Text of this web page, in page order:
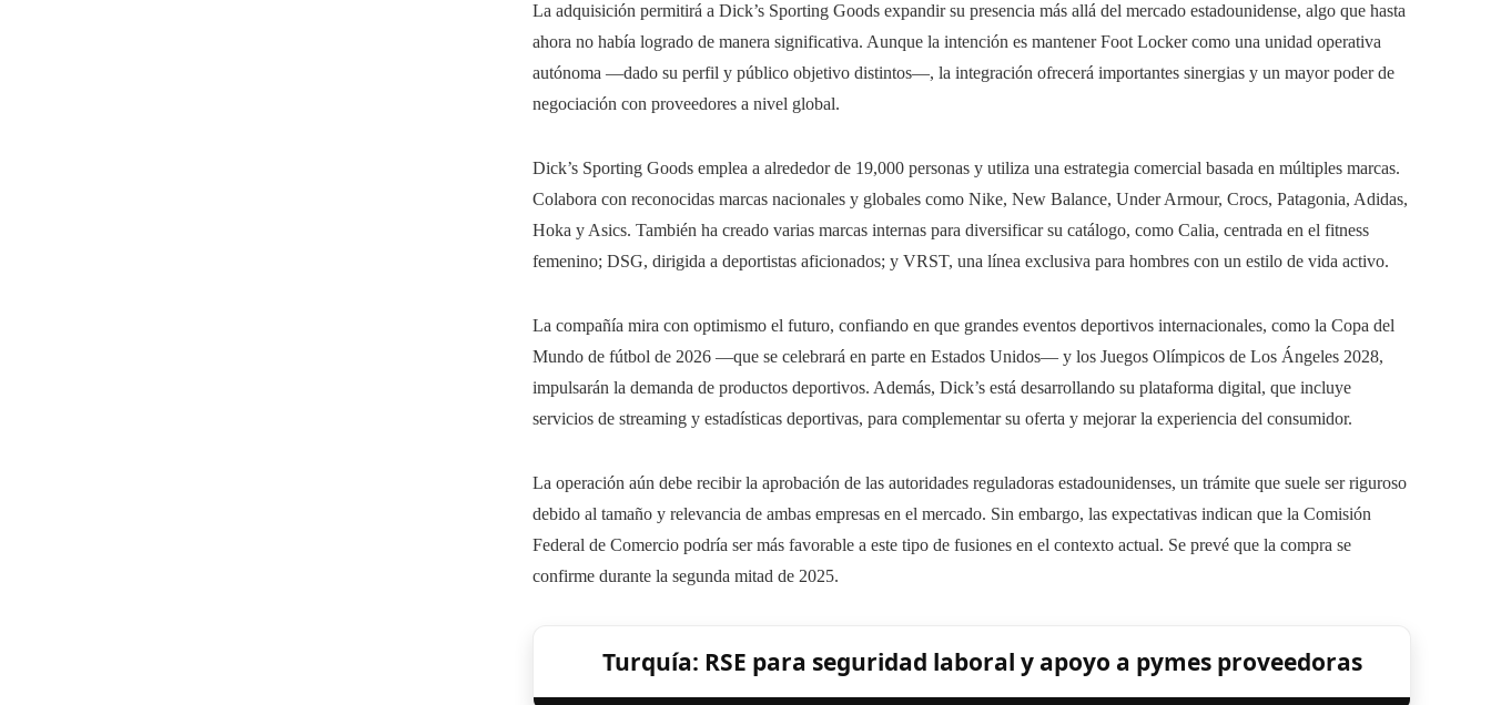
La adquisición permitirá a Dick’s Sporting Goods expandir su presencia más allá del mercado estadounidense, algo que hasta
ahora no había logrado de manera significativa. Aunque la intención es mantener Foot Locker como una unidad operativa
autónoma —dado su perfil y público objetivo distintos—, la integración ofrecerá importantes sinergias y un mayor poder de
negociación con proveedores a nivel global.
Dick’s Sporting Goods emplea a alrededor de 19,000 personas y utiliza una estrategia comercial basada en múltiples marcas.
Colabora con reconocidas marcas nacionales y globales como Nike, New Balance, Under Armour, Crocs, Patagonia, Adidas,
Hoka y Asics. También ha creado varias marcas internas para diversificar su catálogo, como Calia, centrada en el fitness
femenino; DSG, dirigida a deportistas aficionados; y VRST, una línea exclusiva para hombres con un estilo de vida activo.
La compañía mira con optimismo el futuro, confiando en que grandes eventos deportivos internacionales, como la Copa del
Mundo de fútbol de 2026 —que se celebrará en parte en Estados Unidos— y los Juegos Olímpicos de Los Ángeles 2028,
impulsarán la demanda de productos deportivos. Además, Dick’s está desarrollando su plataforma digital, que incluye
servicios de streaming y estadísticas deportivas, para complementar su oferta y mejorar la experiencia del consumidor.
La operación aún debe recibir la aprobación de las autoridades reguladoras estadounidenses, un trámite que suele ser riguroso
debido al tamaño y relevancia de ambas empresas en el mercado. Sin embargo, las expectativas indican que la Comisión
Federal de Comercio podría ser más favorable a este tipo de fusiones en el contexto actual. Se prevé que la compra se
confirme durante la segunda mitad de 2025.
Turquía: RSE para seguridad laboral y apoyo a pymes proveedoras